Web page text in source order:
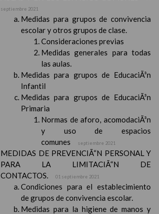
septiembre 2021
Medidas para grupos de convivencia
escolar y otros grupos de clase.
Consideraciones previas
Medidas generales para todas
las aulas.
Medidas para grupos de EducaciÃ³n
Infantil
Medidas para grupos de EducaciÃ³n
Primaria
Normas de aforo, acomodaciÃ³n
y uso de espacios
comunes
septiembre 2021
MEDIDAS DE PREVENCIÃ“N PERSONAL Y
PARA LA LIMITACIÃ“N DE
CONTACTOS.
01 septiembre 2021
Condiciones para el establecimiento
de grupos de convivencia escolar.
Medidas para la higiene de manos y